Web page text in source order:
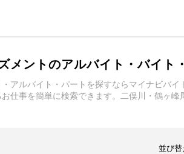
メントのアルバイト・バイト
アルバイト・パートを探すならマイナビバイ
仕事を簡単に検索できます。二俣川・鶴ヶ
並び替